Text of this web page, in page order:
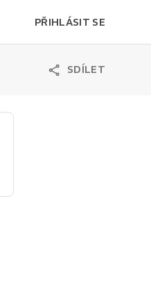
PŘIHLÁSIT SE
SDÍLET